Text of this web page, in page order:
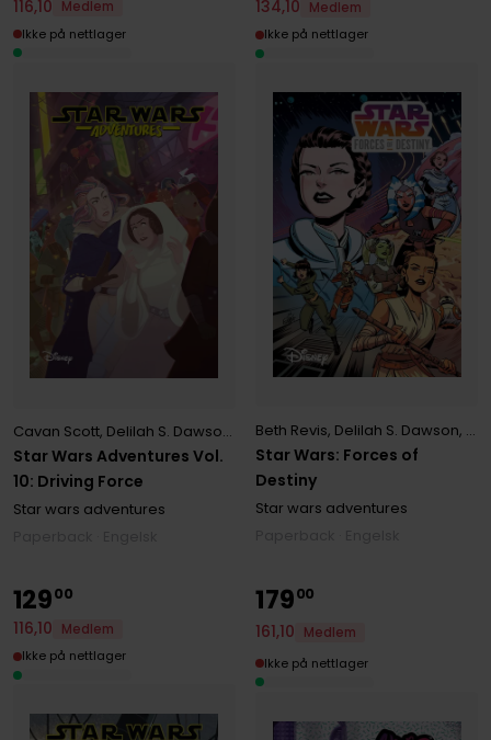
Star Wars Adventures Vol.
10: Driving Force
Cavan Scott, Delilah S. Dawson , Derek Charm ,Margaux Saltel,
Star wars adventures
116,10
Medlem
Ikke på nettlager
Star Wars: Forces of
Destiny
Beth Revis, Delilah S. Dawson,
Star wars adventures
134,10
Medlem
Ikke på nettlager
12900
116,10
Medlem
Ikke på nettlager
17900
161,10
Medlem
Ikke på nettlager